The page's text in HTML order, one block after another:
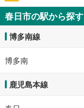
春日市の駅から探す
博多南線
博多南
鹿児島本線